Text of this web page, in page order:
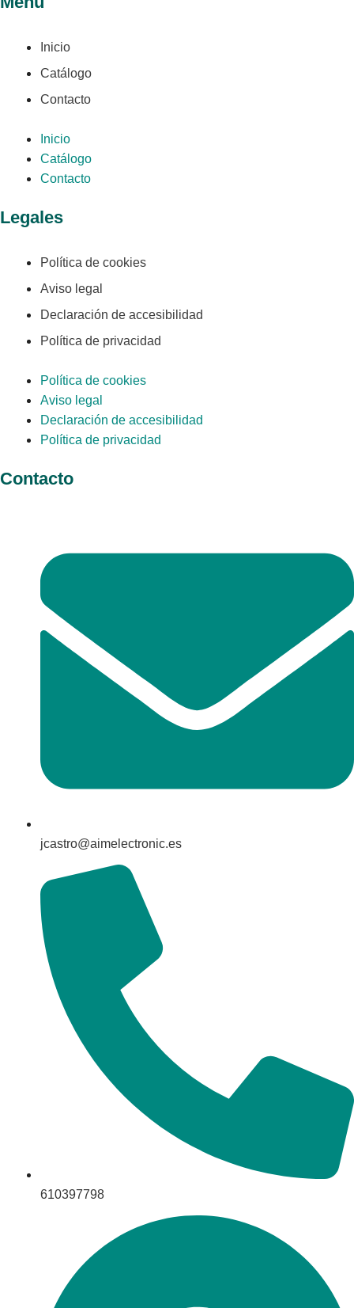
Inicio
Catálogo
Contacto
Inicio
Catálogo
Contacto
Legales
Política de cookies
Aviso legal
Declaración de accesibilidad
Política de privacidad
Política de cookies
Aviso legal
Declaración de accesibilidad
Política de privacidad
Contacto
jcastro@aimelectronic.es
610397798